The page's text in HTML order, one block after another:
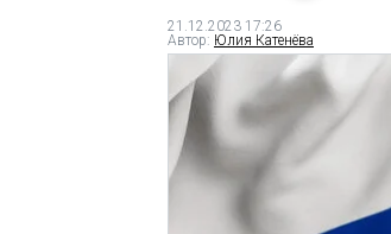
21.12.2023 17:26
Автор: Юлия Катенёва